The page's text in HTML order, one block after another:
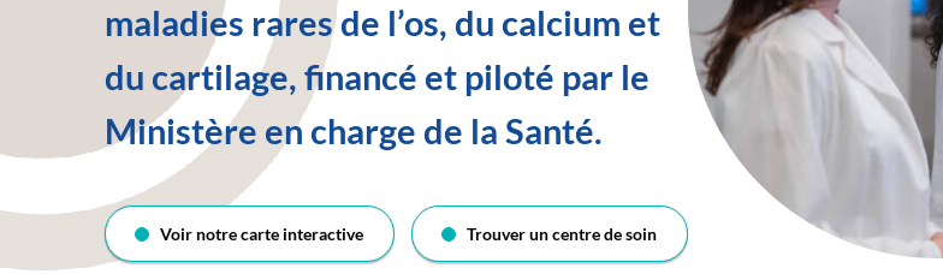
maladies rares de l’os, du calcium et
du cartilage, financé et piloté par le
Ministère en charge de la Santé.
Voir notre carte interactive Trouver un centre de soin